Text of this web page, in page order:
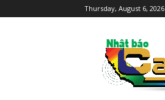
Thursday, August 6, 2026